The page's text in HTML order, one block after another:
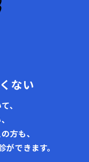
ない
、
方も、
できます。